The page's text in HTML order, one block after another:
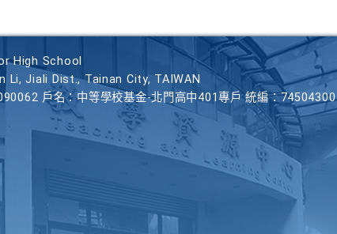
High School
Li, Jiali Dist., Tainan City, TAIWAN
戶名：中等學校基金-北門高中401專戶 統編：74504300